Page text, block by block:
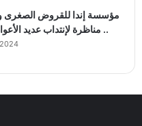
مؤسسة إندا للقروض الصغرى
مناظرة لإنتداب عديد الأعوان لفائدة فروعها ..